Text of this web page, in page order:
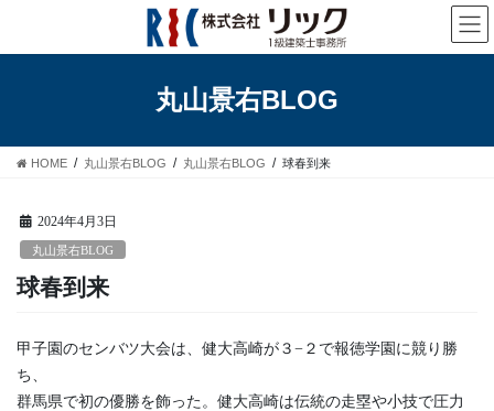
テ
ス
ゲ
ン
丸山景右BLOG
HOME 丸山景右BLOG 丸山景右BLOG 球春到来
2024年4月3日
丸山景右BLOG
球春到来
甲子園のセンバツ大会は、健大高崎が３−２で報徳学園に競り勝
ち、
群馬県で初の優勝を飾った。健大高崎は伝統の走塁や小技で圧力